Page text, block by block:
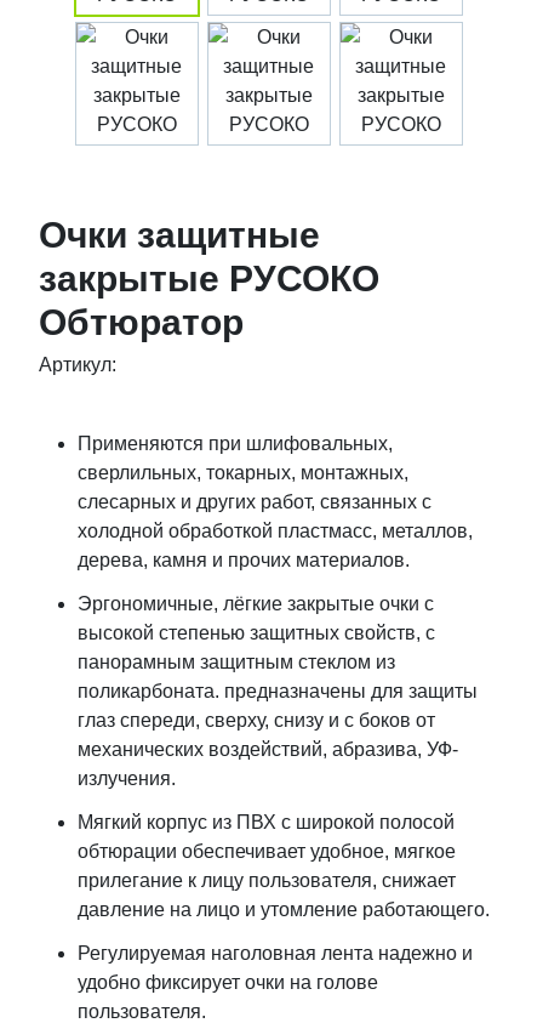
Очки защитные
закрытые РУСОКО
Обтюратор
Артикул:
Применяются при шлифовальных,
сверлильных, токарных, монтажных,
слесарных и других работ, связанных с
холодной обработкой пластмасс, металлов,
дерева, камня и прочих материалов.
Эргономичные, лёгкие закрытые очки с
высокой степенью защитных свойств, с
панорамным защитным стеклом из
поликарбоната. предназначены для защиты
глаз спереди, сверху, снизу и с боков от
механических воздействий, абразива, УФ-
излучения.
Мягкий корпус из ПВХ с широкой полосой
обтюрации обеспечивает удобное, мягкое
прилегание к лицу пользователя, снижает
давление на лицо и утомление работающего.
Регулируемая наголовная лента надежно и
удобно фиксирует очки на голове
пользователя.